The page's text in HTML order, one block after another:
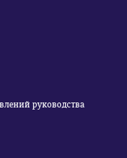
руководства